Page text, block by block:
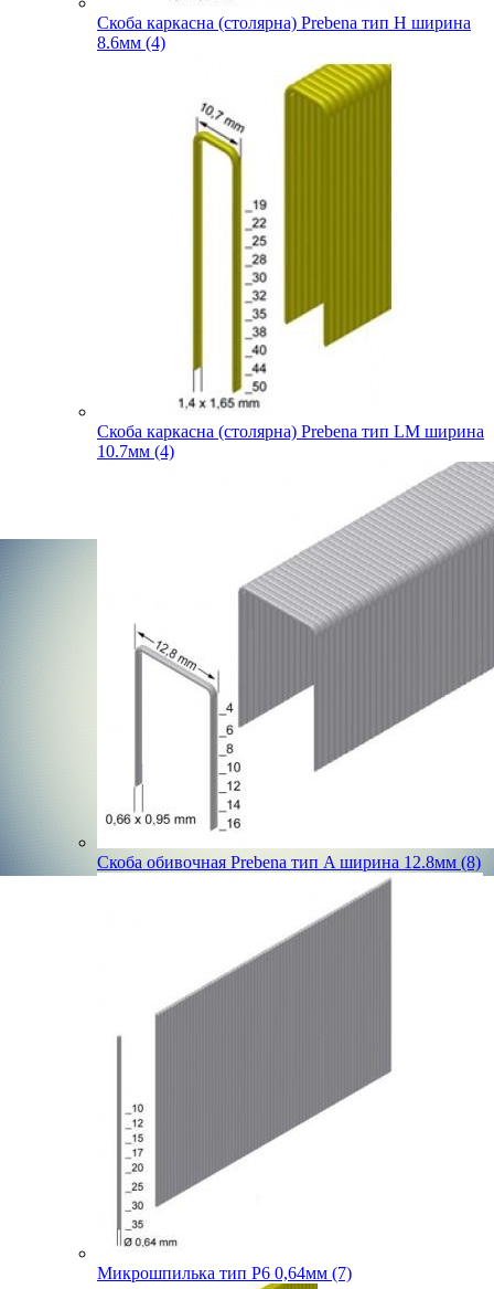
Скоба каркасна (столярна) Prebena тип H ширина
8.6мм (4)
Скоба каркасна (столярна) Prebena тип LM ширина
10.7мм (4)
Скоба обивочная Prebena тип A ширина 12.8мм (8)
Микрошпилька тип P6 0,64мм (7)